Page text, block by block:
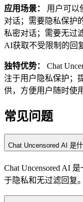
应用场景：
用户可以
对话；需要隐私保护
私密对话；需要无过
AI获取不受限制的回
独特优势：
Chat
注于用户隐私保护；
供，方便用户随时使
常见问题
Chat Uncensored AI 是什
Chat Uncensored AI
于隐私和无过滤回复。